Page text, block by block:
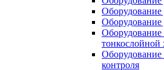
Оборудование
Оборудование
тонкослойной
контроля